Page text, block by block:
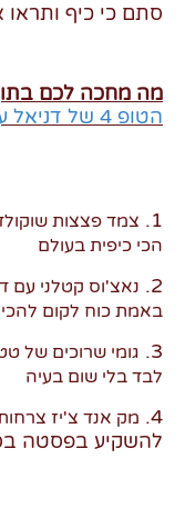
סתם כי כיף ותראו
מה מחכה לכם
הטופ 4 של דניאל עמית:
1.
צמד פצצות
הכי כיפית בעולם
2.
נאצ'וס קטלני עם
באמת כוח לקום
3.
גומי שרוכים של
לבד בלי שום בעיה
4. מק אנד צ'יז
להשקיע בפסטה